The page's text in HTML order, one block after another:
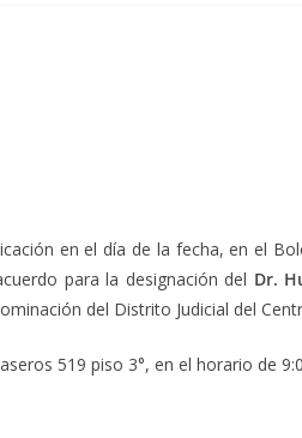
en el día de la fecha, en el
para la designación del Dr.
del Distrito Judicial del
519 piso 3°, en el horario de